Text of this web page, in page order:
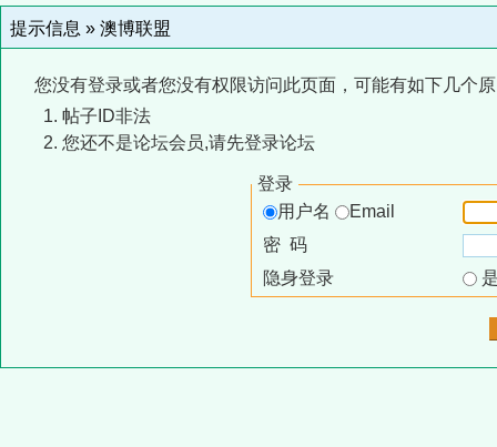
提示信息 » 澳博联盟
您没有登录或者您没有权限访问此页面，可能有如下几个
帖子ID非法
您还不是论坛会员,请先登录论坛
登录
用户名
Email
密 码
隐身登录